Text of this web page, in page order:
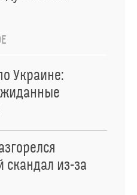
Украине:
скандал из-за